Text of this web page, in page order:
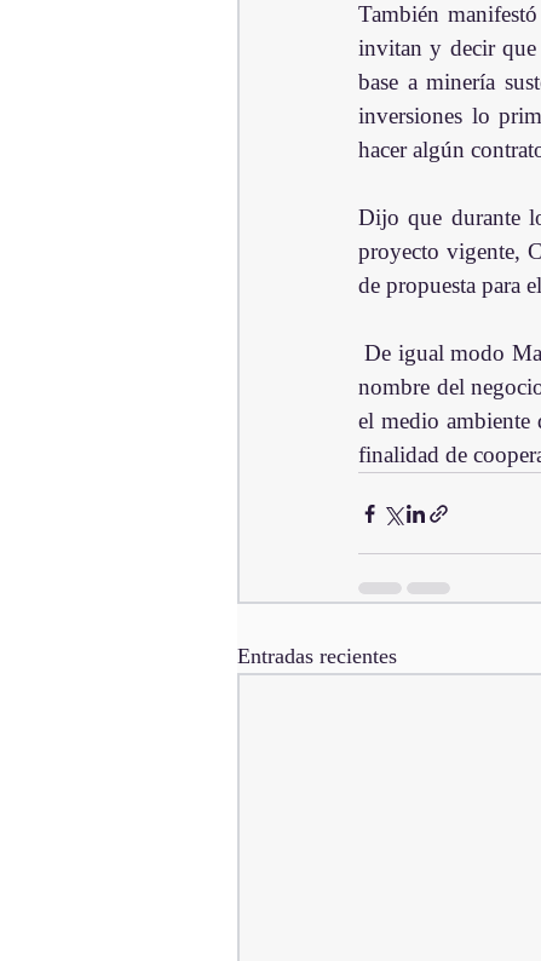
También
invitan y decir que
base a minería
inversiones lo
hacer algún
Dijo que durante
proyecto vigente,
de propuesta para
De igual modo Mariela Hilario, Superintendente de la empresa minera  y quien también habló a
nombre del
el medio ambiente
finalidad de
Entradas recientes